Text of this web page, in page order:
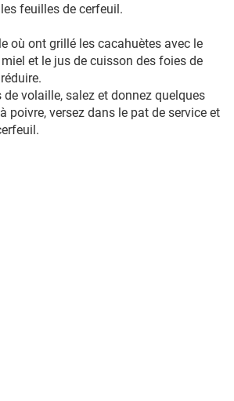
feuilles de cerfeuil.
où ont grillé les cacahuètes avec le
et le jus de cuisson des foies de
volaille, salez et donnez quelques
poivre, versez dans le pat de service et